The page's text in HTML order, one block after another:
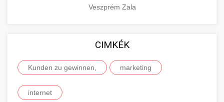
Veszprém Zala
CIMKÉK
Kunden zu gewinnen, marketing
internet